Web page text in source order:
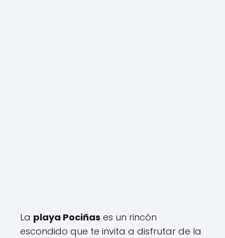
La playa Pociñas es un rincón
escondido que te invita a disfrutar de la